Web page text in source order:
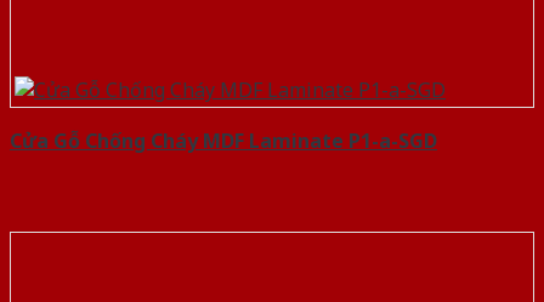
Cửa Gỗ Chống Cháy MDF Laminate P1-a-SGD